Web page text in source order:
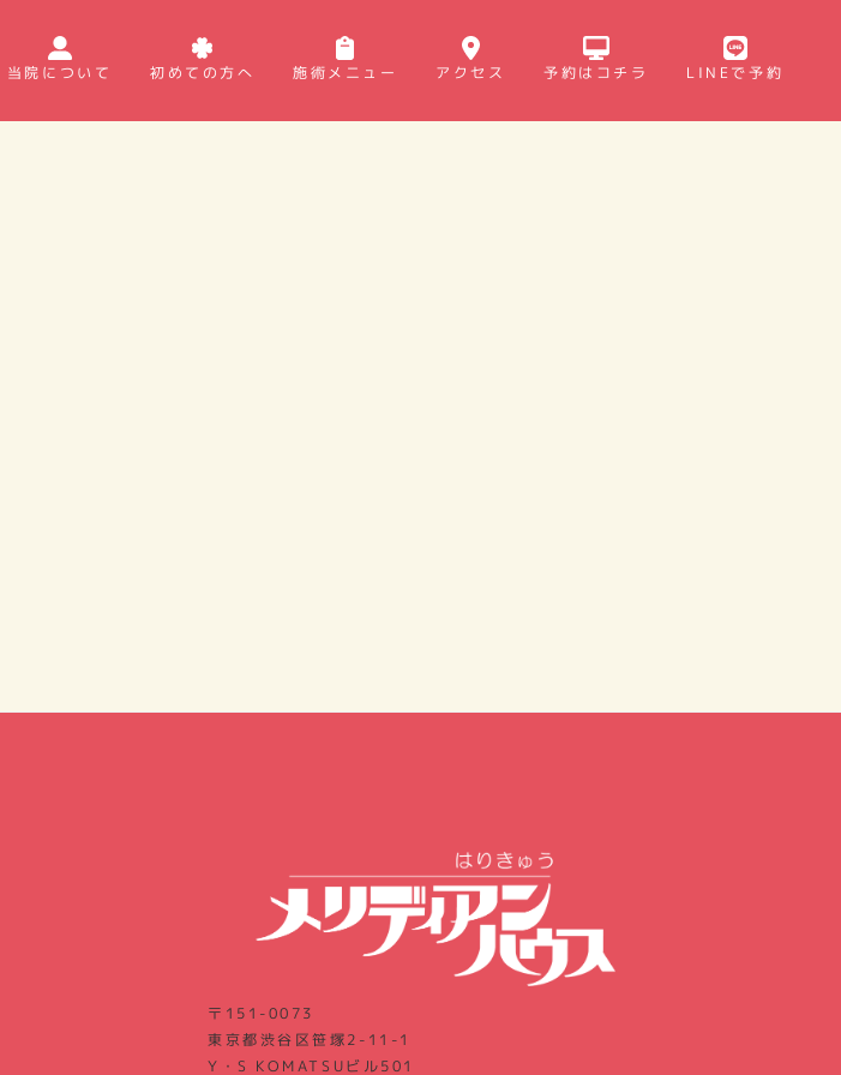
当院について 初めての方へ 施術メニュー アクセス 予約はコチラ LINEで予約
〒151-0073
東京都渋谷区笹塚2-11-1
Y・S KOMATSUビル501